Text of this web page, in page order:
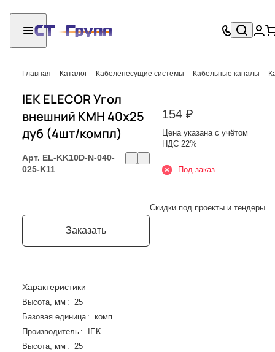
Главная Каталог Кабеленесущие системы Кабельные каналы
IEK ELECOR Угол
внешний КМН 40х25
дуб (4шт/компл)
Арт. EL-KK10D-N-040-
025-K11
Заказать
Характеристики
Высота, мм :
25
Базовая единица : комп
Производитель :
IEK
Высота, мм :
25
154 ₽
Цена указана с учётом
НДС 22%
Под заказ
Скидки под проекты и тендеры